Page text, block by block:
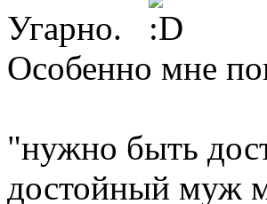
Угарно.
Особенно мне
"нужно быть
достойный муж